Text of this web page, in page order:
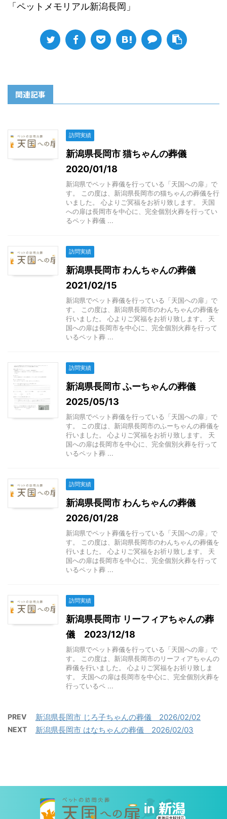
「ペットメモリアル新潟長岡」
関連記事
訪問実績
新潟県長岡市 猫ちゃんの葬儀
2020/01/18
新潟県でペット葬儀を行っている「天国への扉」で
す。 この度は、新潟県長岡市の猫ちゃんの葬儀を行
いました。 心よりご冥福をお祈り致します。 天国
への扉は長岡市を中心に、完全個別火葬を行ってい
るペット葬儀 ...
訪問実績
新潟県長岡市 わんちゃんの葬儀
2021/02/15
新潟県でペット葬儀を行っている「天国への扉」で
す。 この度は、新潟県長岡市のわんちゃんの葬儀を
行いました。 心よりご冥福をお祈り致します。 天
国への扉は長岡市を中心に、完全個別火葬を行って
いるペット葬 ...
訪問実績
新潟県長岡市 ふーちゃんの葬儀
2025/05/13
新潟県でペット葬儀を行っている「天国への扉」で
す。 この度は、新潟県長岡市のふーちゃんの葬儀を
行いました。 心よりご冥福をお祈り致します。 天
国への扉は長岡市を中心に、完全個別火葬を行って
いるペット葬 ...
訪問実績
新潟県長岡市 わんちゃんの葬儀
2026/01/28
新潟県でペット葬儀を行っている「天国への扉」で
す。 この度は、新潟県長岡市のわんちゃんの葬儀を
行いました。 心よりご冥福をお祈り致します。 天
国への扉は長岡市を中心に、完全個別火葬を行って
いるペット葬 ...
訪問実績
新潟県長岡市 リーフィアちゃんの葬
儀 2023/12/18
新潟県でペット葬儀を行っている「天国への扉」で
す。 この度は、新潟県長岡市のリーフィアちゃんの
葬儀を行いました。 心よりご冥福をお祈り致しま
す。 天国への扉は長岡市を中心に、完全個別火葬を
行っているペ ...
PREV 新潟県長岡市 じろ子ちゃんの葬儀 2026/02/02
NEXT 新潟県長岡市 はなちゃんの葬儀 2026/02/03